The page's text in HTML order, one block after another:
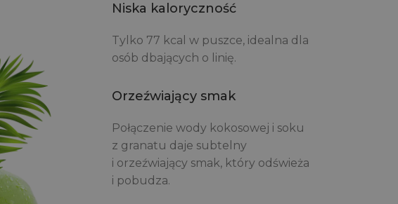
Niska kaloryczność
Tylko 77 kcal w puszce, idealna dla
osób dbających o linię.
Orzeźwiający smak
Połączenie wody kokosowej i soku
z granatu daje subtelny
i orzeźwiający smak, który odświeża
i pobudza.